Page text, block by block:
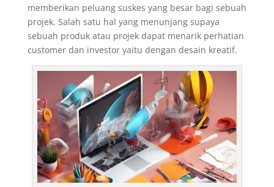
memberikan peluang suskes yang besar bagi sebuah
projek. Salah satu hal yang menunjang supaya
sebuah produk atau projek dapat menarik perhatian
customer dan investor yaitu dengan desain kreatif.